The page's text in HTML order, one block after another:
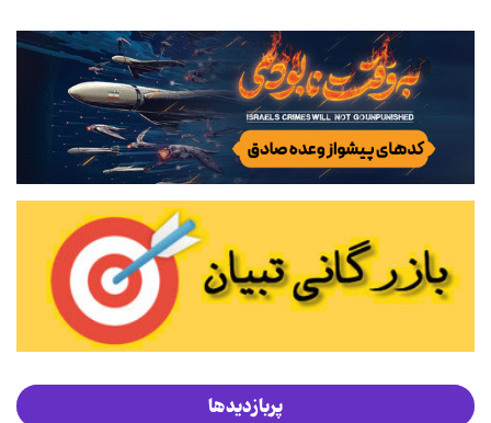
پربازدیدها